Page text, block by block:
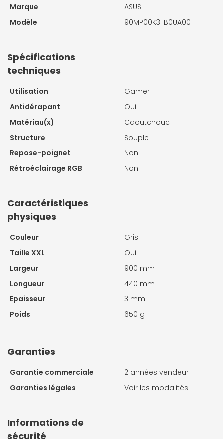
Marque
ASUS
Modèle
90MP00K3-B0UA00
Spécifications
techniques
Utilisation
Gamer
Antidérapant
Oui
Matériau(x)
Caoutchouc
Structure
Souple
Repose-poignet
Non
Rétroéclairage RGB
Non
Caractéristiques
physiques
Couleur
Gris
Taille XXL
Oui
Largeur
900 mm
Longueur
440 mm
Epaisseur
3 mm
Poids
650 g
Garanties
Garantie commerciale
2 années vendeur
Garanties légales
Voir les modalités
Informations de
sécurité